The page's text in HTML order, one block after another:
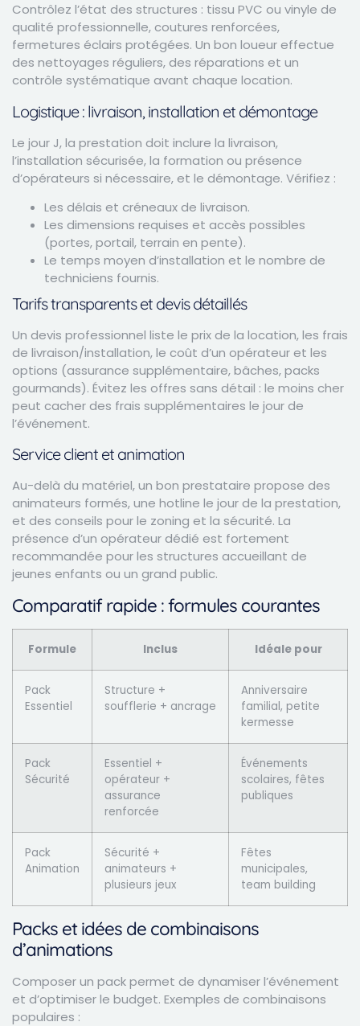
Contrôlez l’état des structures : tissu PVC ou vinyle de
qualité professionnelle, coutures renforcées,
fermetures éclairs protégées. Un bon loueur effectue
des nettoyages réguliers, des réparations et un
contrôle systématique avant chaque location.
Logistique : livraison, installation et démontage
Le jour J, la prestation doit inclure la livraison,
l’installation sécurisée, la formation ou présence
d’opérateurs si nécessaire, et le démontage. Vérifiez :
Les délais et créneaux de livraison.
Les dimensions requises et accès possibles
(portes, portail, terrain en pente).
Le temps moyen d’installation et le nombre de
techniciens fournis.
Tarifs transparents et devis détaillés
Un devis professionnel liste le prix de la location, les frais
de livraison/installation, le coût d’un opérateur et les
options (assurance supplémentaire, bâches, packs
gourmands). Évitez les offres sans détail : le moins cher
peut cacher des frais supplémentaires le jour de
l’événement.
Service client et animation
Au-delà du matériel, un bon prestataire propose des
animateurs formés, une hotline le jour de la prestation,
et des conseils pour le zoning et la sécurité. La
présence d’un opérateur dédié est fortement
recommandée pour les structures accueillant de
jeunes enfants ou un grand public.
Comparatif rapide : formules courantes
Formule Inclus Idéale pour
Pack
Essentiel
Structure +
soufflerie + ancrage
Anniversaire
familial, petite
kermesse
Pack
Sécurité
Essentiel +
opérateur +
assurance
renforcée
Événements
scolaires, fêtes
publiques
Pack
Animation
Sécurité +
animateurs +
plusieurs jeux
Fêtes
municipales,
team building
Packs et idées de combinaisons
d’animations
Composer un pack permet de dynamiser l’événement
et d’optimiser le budget. Exemples de combinaisons
populaires :